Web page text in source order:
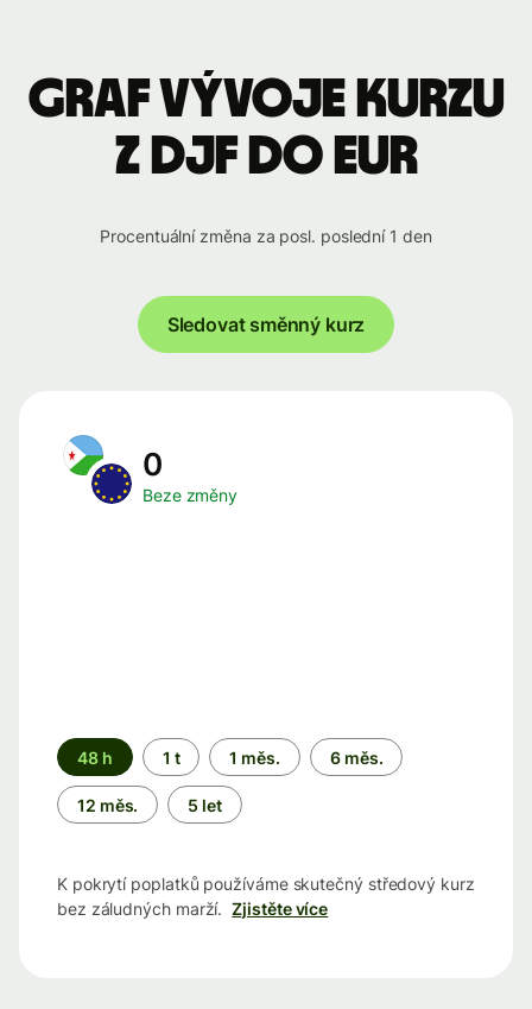
Graf vývoje kurzu
z DJF do EUR
Procentuální změna za posl. poslední 1 den
Sledovat směnný kurz
0
Beze změny
Časové
období
48 h 1 t 1 měs. 6 měs.
12 měs. 5 let
K pokrytí poplatků používáme skutečný středový kurz
bez záludných marží. Zjistěte více